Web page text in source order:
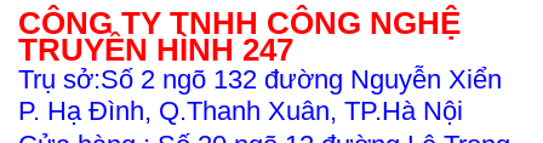
CÔNG TY TNHH CÔNG NGHỆ
TRUYỀN HÌNH 247
Trụ sở:Số 2 ngõ 132 đường Nguyễn Xiển
P. Hạ Đình, Q.Thanh Xuân, TP.Hà Nội